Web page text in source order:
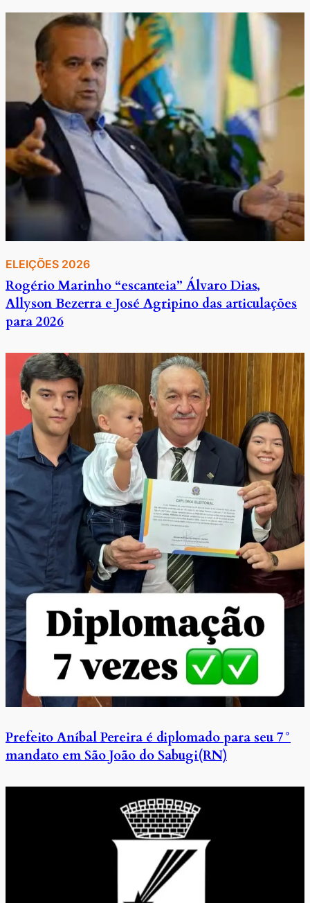
ELEIÇÕES 2026
Rogério Marinho “escanteia” Álvaro Dias,
Allyson Bezerra e José Agripino das articulações
para 2026
Prefeito Aníbal Pereira é diplomado para seu 7°
mandato em São João do Sabugi(RN)